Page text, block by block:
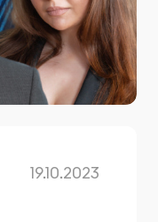
19.10.2023